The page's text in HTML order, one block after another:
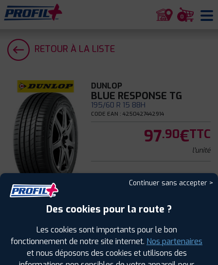
0
RETOUR À LA LISTE
DUNLOP
BLUE RESPONSE TG
195/60 R 15 88H
CODE EAN : 4250427442914
97.90€TTC
l'unité
Votre commande
montée et équilibrée :
239.60€
Continuer sans accepter >
Des cookies pour la route ?
Les cookies sont importants pour le bon
fonctionnement de notre site internet. Nos partenaires
et nous déposons des cookies et utilisons des